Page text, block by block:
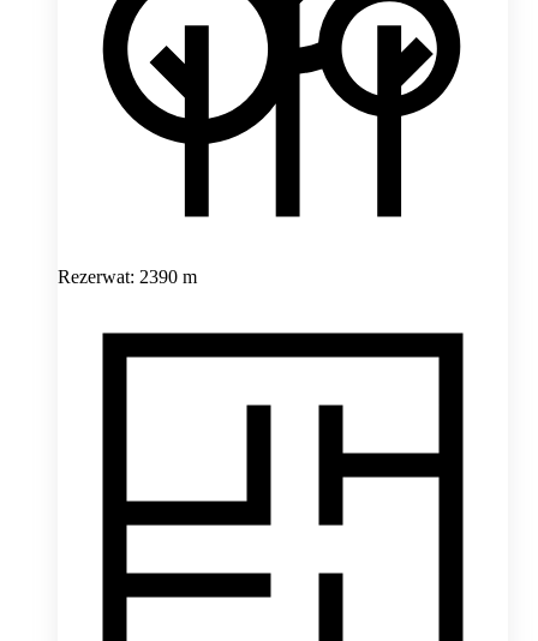
Rezerwat: 2390 m